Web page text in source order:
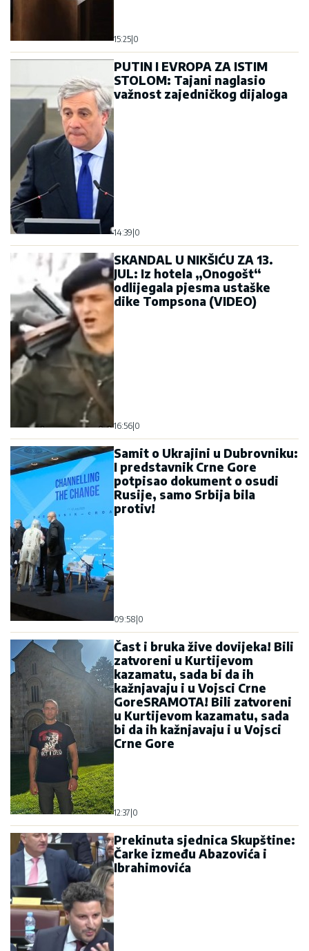
15:25|0
PUTIN I EVROPA ZA ISTIM
STOLOM: Tajani naglasio
važnost zajedničkog dijaloga
14:39|0
SKANDAL U NIKŠIĆU ZA 13.
JUL: Iz hotela „Onogošt“
odlijegala pjesma ustaške
dike Tompsona (VIDEO)
16:56|0
Samit o Ukrajini u Dubrovniku:
I predstavnik Crne Gore
potpisao dokument o osudi
Rusije, samo Srbija bila
protiv!
09:58|0
Čast i bruka žive dovijeka! Bili
zatvoreni u Kurtijevom
kazamatu, sada bi da ih
kažnjavaju i u Vojsci Crne
GoreSRAMOTA! Bili zatvoreni
u Kurtijevom kazamatu, sada
bi da ih kažnjavaju i u Vojsci
Crne Gore
12:37|0
Prekinuta sjednica Skupštine:
Čarke između Abazovića i
Ibrahimovića